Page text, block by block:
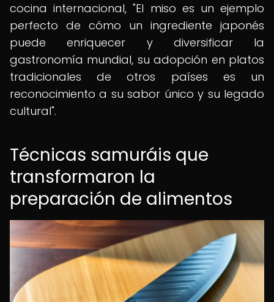
cocina internacional, "El miso es un ejemplo
perfecto de cómo un ingrediente japonés
puede enriquecer y diversificar la
gastronomía mundial, su adopción en platos
tradicionales de otros países es un
reconocimiento a su sabor único y su legado
cultural".
Técnicas samuráis que
transformaron la
preparación de alimentos